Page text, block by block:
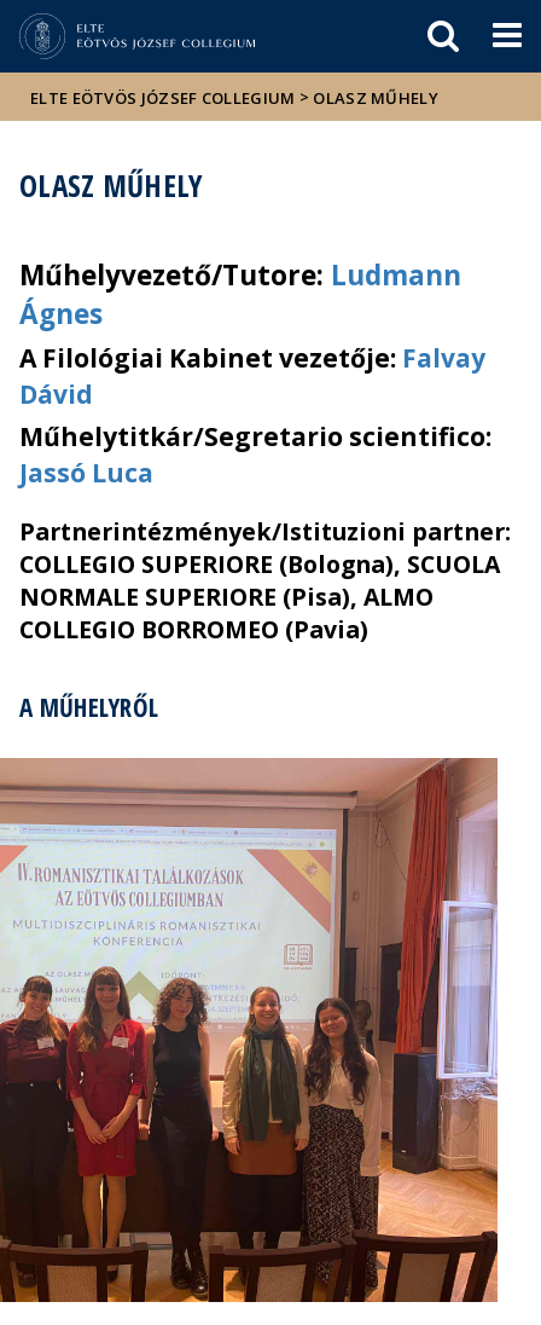
sajtóban
ELTE EÖTVÖS JÓZSEF COLLEGIUM > OLASZ MŰHELY
OLASZ MŰHELY
Műhelyvezető/Tutore: Ludmann
Ágnes
A Filológiai Kabinet vezetője: Falvay
Dávid
Műhelytitkár/Segretario scientifico:
Jassó Luca
Partnerintézmények/Istituzioni partner:
COLLEGIO SUPERIORE (Bologna), SCUOLA
NORMALE SUPERIORE (Pisa), ALMO
COLLEGIO BORROMEO (Pavia)
A MŰHELYRŐL